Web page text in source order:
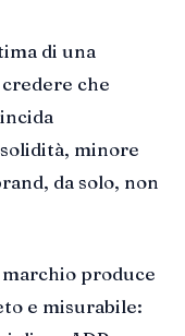
di una
che
minore
da solo, non
produce
e misurabile: